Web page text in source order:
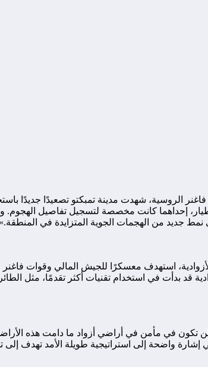
الروسية، شهدت مدينة تمبكتو تصعيدًا جديدًا
طيار، إحداهما كانت مخصصة لتسجيل تفاصيل
الأزوادية، استهدف معسكرًا للجيش المالي وقوات
قد بدأت في استخدام تقنيات أكثر تقدمًا، مثل
لن تكون في مأمن في أراضي أزواد ما دامت هذه
واضحة إلى استراتيجية طويلة الأمد تهدف إلى